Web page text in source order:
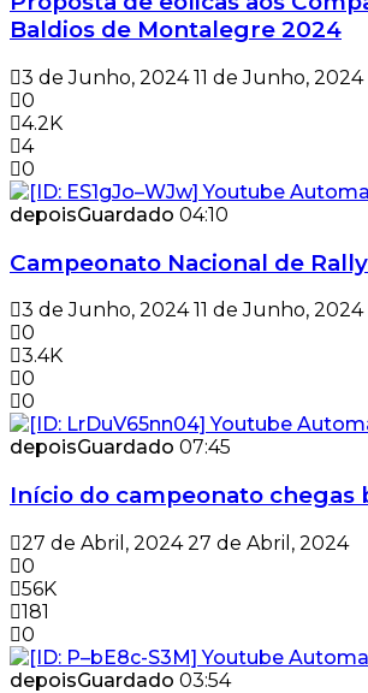
Baldios de Montalegre 2024
3 de Junho, 2024 11 de Junho, 2024
0
4.2K
4
0
depoisGuardado 04:10
Campeonato Nacional de
3 de Junho, 2024 11 de Junho, 2024
0
3.4K
0
0
depoisGuardado 07:45
Início do campeonato chegas
27 de Abril, 2024 27 de Abril, 2024
0
56K
181
0
depoisGuardado 03:54